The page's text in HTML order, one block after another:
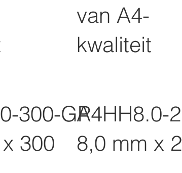
300-GP
300
van A4-
kwaliteit
A4HH8.0-
8,0 mm x